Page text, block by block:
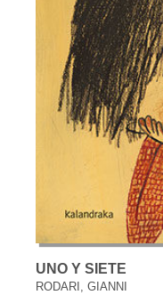
UNO Y SIETE
RODARI, GIANNI